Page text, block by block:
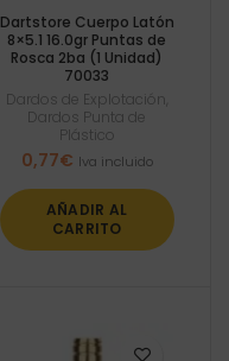
Dartstore Cuerpo Latón
8×5.1 16.0gr Puntas de
Rosca 2ba (1 Unidad)
70033
Dardos de Explotación
Dardos Punta de
Plástico
0,77€ Iva incluido
AÑADIR AL
CARRITO